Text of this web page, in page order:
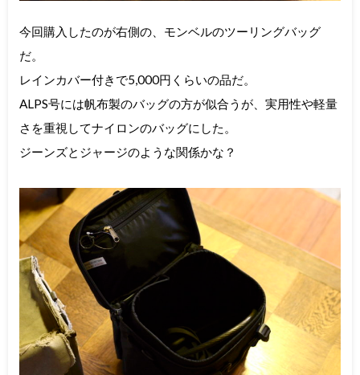
今回購入したのが右側の、モンベルのツーリングバッグ
だ。
レインカバー付きで5,000円くらいの品だ。
ALPS号には帆布製のバッグの方が似合うが、実用性や軽量
さを重視してナイロンのバッグにした。
ジーンズとジャージのような関係かな？